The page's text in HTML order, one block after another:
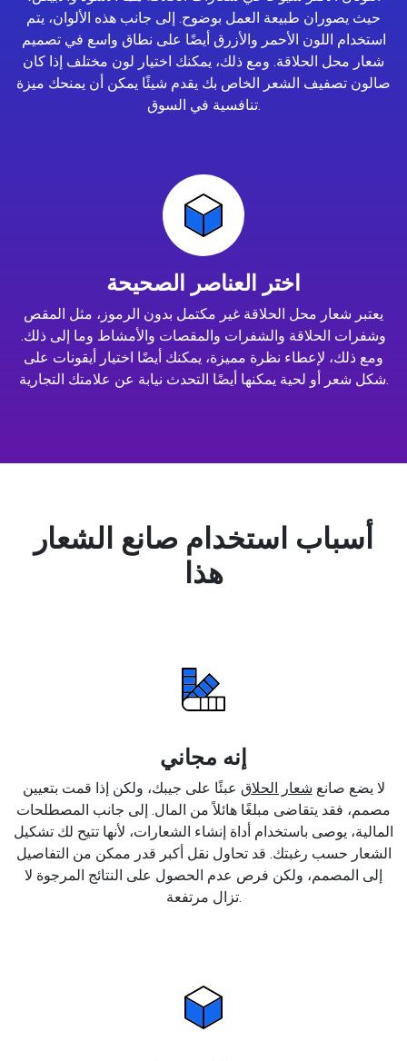
حيث يصوران طبيعة العمل بوضوح. إلى جانب هذه الألوان، يتم
استخدام اللون الأحمر والأزرق أيضًا على نطاق واسع في تصميم
شعار محل الحلاقة. ومع ذلك، يمكنك اختيار لون مختلف إذا كان
صالون تصفيف الشعر الخاص بك يقدم شيئًا يمكن أن يمنحك ميزة
تنافسية في السوق.
اختر العناصر الصحيحة
يعتبر شعار محل الحلاقة غير مكتمل بدون الرموز، مثل المقص
وشفرات الحلاقة والشفرات والمقصات والأمشاط وما إلى ذلك.
ومع ذلك، لإعطاء نظرة مميزة، يمكنك أيضًا اختيار أيقونات على
شكل شعر أو لحية يمكنها أيضًا التحدث نيابة عن علامتك التجارية.
أسباب استخدام صانع الشعار
هذا
إنه مجاني
لا يضع صانع شعار الحلاق عبئًا على جيبك، ولكن إذا قمت بتعيين
مصمم، فقد يتقاضى مبلغًا هائلاً من المال. إلى جانب المصطلحات
المالية، يوصى باستخدام أداة إنشاء الشعارات، لأنها تتيح لك تشكيل
الشعار حسب رغبتك. قد تحاول نقل أكبر قدر ممكن من التفاصيل
إلى المصمم، ولكن فرص عدم الحصول على النتائج المرجوة لا
تزال مرتفعة.